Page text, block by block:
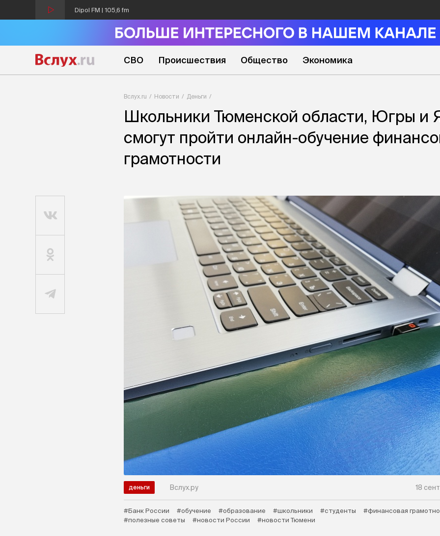
Dipol FM | 105,6 fm
СВО Происшествия Общество Экономика
Вслух.ru Новости Деньги
Школьники Тюменской области, Югры и
смогут пройти онлайн-обучение
грамотности
деньги Вслух.ру 18
#Банк России #обучение #образование #школьники #студенты
#финансовая
#полезные советы
#новости России #новости Тюмени